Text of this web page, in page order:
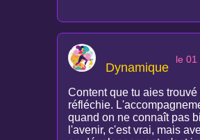
Dynamique
le 01
Content que tu aies
réfléchie.
quand on ne connaît pas
l'avenir, c'est vrai, mais